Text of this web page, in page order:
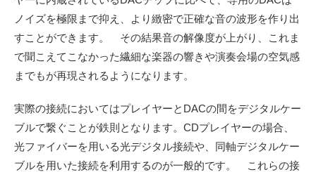
ノイズを極限まで抑え、より緻密で正確な音の波形を作り出
すことができます。 その結果音の解像度が上がり、これま
で聞こえてこなかった繊細な楽器の響きや演奏会場の空気感
までもが再現されるようになります。
実際の接続においてはプレイヤーとDACの間をデジタルケー
ブルで繋ぐことが鉄則となります。CDプレイヤーの場合、
光ファイバーを用いる光デジタル接続や、同軸デジタルケー
ブルを用いた接続を利用するのが一般的です。 これらの接